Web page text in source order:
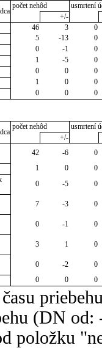
počet nehôd
usmrtení
+/-
46 3
0
5 -13
0
0 -1
0
1 -5
0
0 0
0
1 0
0
0 0 0
počet nehôd
usmrtení
+/-
42 -6
0
1 0
0
0 -5
0
7 -3
0
0 -1
0
3 1
0
0 -2
0
0 0 0
(DN
položku